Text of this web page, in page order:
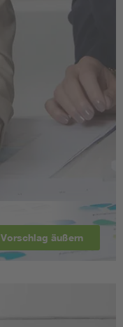
Vorschlag äußern